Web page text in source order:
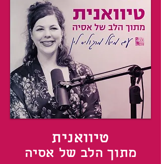
טיוואנית
מתוך הלב של אסיה